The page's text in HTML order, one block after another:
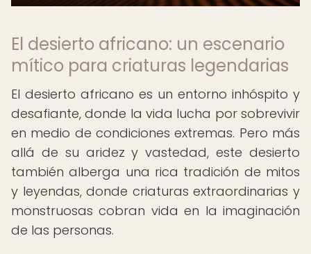
El desierto africano: un escenario
mítico para criaturas legendarias
El desierto africano es un entorno inhóspito y
desafiante, donde la vida lucha por sobrevivir
en medio de condiciones extremas. Pero más
allá de su aridez y vastedad, este desierto
también alberga una rica tradición de mitos
y leyendas, donde criaturas extraordinarias y
monstruosas cobran vida en la imaginación
de las personas.